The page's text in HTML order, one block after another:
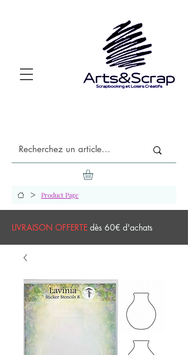
> Product Page
LIVRAISON OFFERTE dès 60€ d'achats